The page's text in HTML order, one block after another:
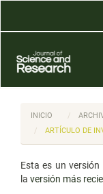
Contenido
Barra
lateral
INICIO
ARTÍCULO DE
Esta es un
la versión más